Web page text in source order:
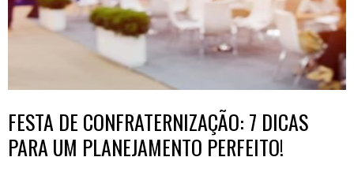
FESTA DE CONFRATERNIZAÇÃO: 7 DICAS
PARA UM PLANEJAMENTO PERFEITO!